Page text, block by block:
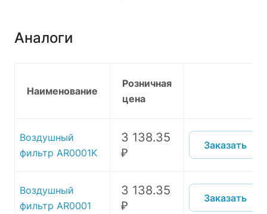
Аналоги
Наименование
Розничная
цена
Воздушный
фильтр AR0001K
3 138.35
₽
Заказать
Воздушный
фильтр AR0001
3 138.35
₽
Заказать